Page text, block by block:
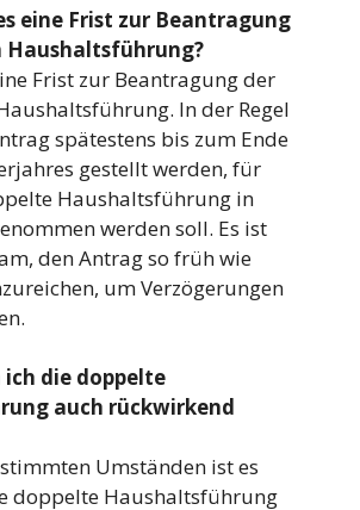
eine Frist zur Beantragung
Haushaltsführung?
Frist zur Beantragung der
In der Regel
spätestens bis zum Ende
gestellt werden, für
Haushaltsführung in
werden soll. Es ist
den Antrag so früh wie
um Verzögerungen
ich die doppelte
auch rückwirkend
Umständen ist es
doppelte Haushaltsführung